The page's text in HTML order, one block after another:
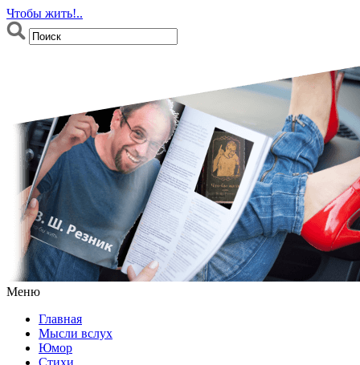
Чтобы жить!..
Меню
Главная
Мысли вслух
Юмор
Стихи